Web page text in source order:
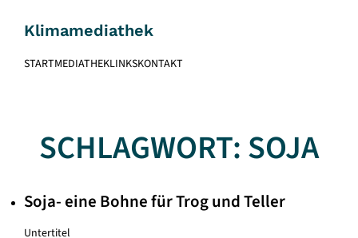
content
Klimamediathek
STARTMEDIATHEKLINKSKONTAKT
SCHLAGWORT:SOJA
Soja- eine Bohne für Trog und Teller
Untertitel